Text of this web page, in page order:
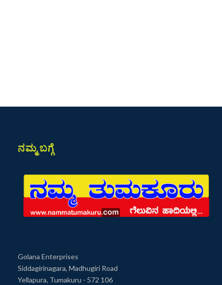
ನಮ್ಮ ಬಗ್ಗೆ
Golana Enterprises
Siddagirinagara, Madhugiri Road
Yellapura, Tumakuru - 572 106